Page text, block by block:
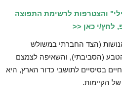
והצטרפות לרשימת התפוצה
לחץ/י כאן <<
(הצד החברתי במשולש
(הסביבתי), והשאיפה לצמצם
בסיסיים לתושבי כדור הארץ, היא
הקיימות.